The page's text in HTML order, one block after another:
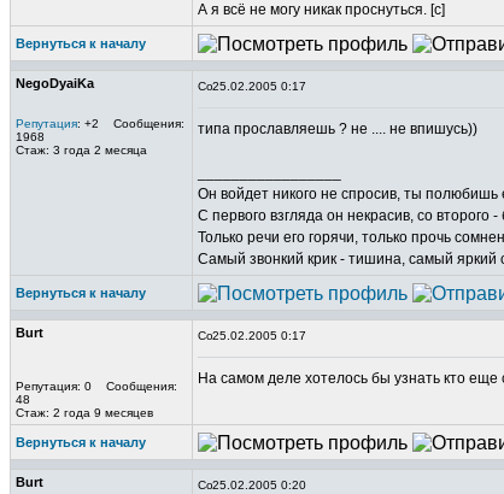
А я всё не могу никак проснуться. [c]
Вернуться к началу
NegoDyaiKa
Репутация: +2 Сообщения:
1968
Стаж: 3 года 2 месяца
25.02.2005 0:17
типа прославляешь ? не .... не впишусь))
Он войдет никого не спросив, ты полюбишь
С первого взгляда он некрасив, со второго
Только речи его горячи, только прочь
Самый звонкий крик - тишина, самый яркий
Вернуться к началу
Burt
Репутация: 0 Сообщения:
48
Стаж: 2 года 9 месяцев
25.02.2005 0:17
На самом деле хотелось бы узнать кто
Вернуться к началу
Burt 25.02.2005 0:20